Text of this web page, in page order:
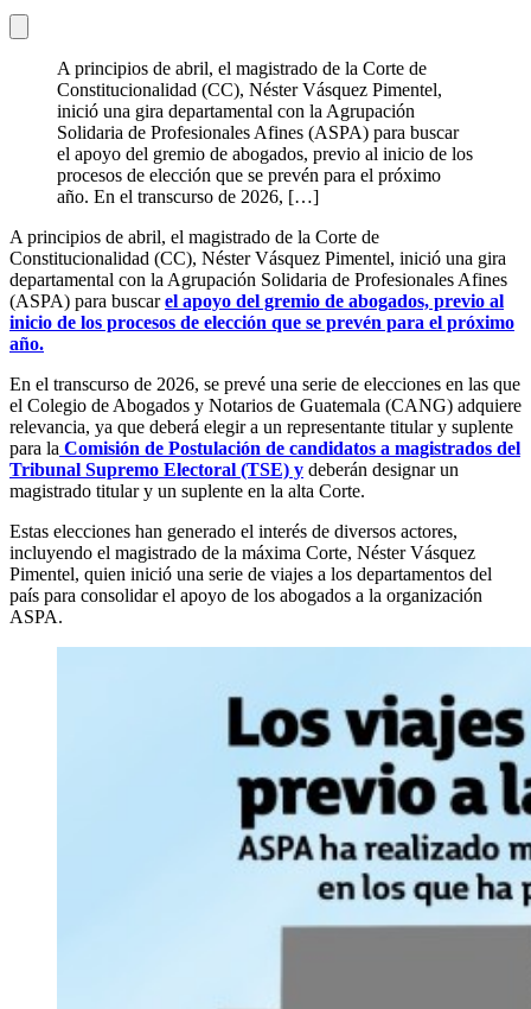
A principios de abril, el magistrado de la Corte de
Constitucionalidad (CC), Néster Vásquez Pimentel,
inició una gira departamental con la Agrupación
Solidaria de Profesionales Afines (ASPA) para buscar
el apoyo del gremio de abogados, previo al inicio de los
procesos de elección que se prevén para el próximo
año. En el transcurso de 2026, […]
A principios de abril, el magistrado de la Corte de
Constitucionalidad (CC), Néster Vásquez Pimentel, inició una gira
departamental con la Agrupación Solidaria de Profesionales Afines
(ASPA) para buscarel apoyo del gremio de abogados, previo al
inicio de los procesos de elección que se prevén para el próximo
año.
En el transcurso de 2026, se prevé una serie de elecciones en las que
el Colegio de Abogados y Notarios de Guatemala (CANG) adquiere
relevancia, ya que deberá elegir a un representante titular y suplente
para la Comisión de Postulación de candidatos a magistrados del
Tribunal Supremo Electoral (TSE) y deberán designar un
magistrado titular y un suplente en la alta Corte.
Estas elecciones han generado el interés de diversos actores,
incluyendo el magistrado de la máxima Corte, Néster Vásquez
Pimentel, quien inició una serie de viajes a los departamentos del
país para consolidar el apoyo de los abogados a la organización
ASPA.